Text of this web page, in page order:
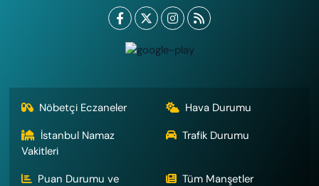
Nöbetçi Eczaneler
Hava Durumu
İstanbul Namaz
Vakitleri
Trafik Durumu
Puan Durumu ve Tüm Manşetler